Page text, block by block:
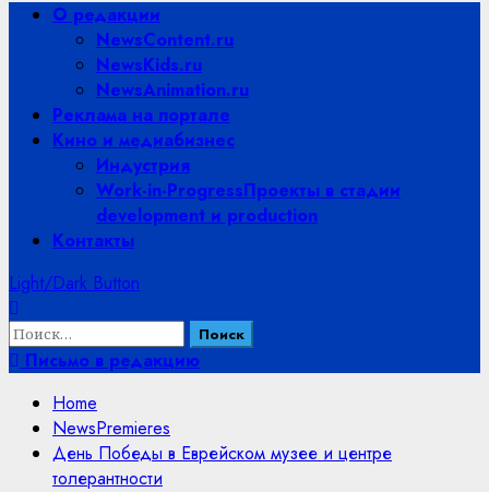
PrimaryО редакции
NewsContent.ru
NewsKids.ru
NewsAnimation.ru
Реклама на портале
Кино и медиабизнес
Индустрия
Work-in-ProgressПроекты в стадии
development и production
Контакты
Light/Dark Button
Найти:
Письмо в редакцию
Home
NewsPremieres
День Победы в Еврейском музее и центре
толерантности